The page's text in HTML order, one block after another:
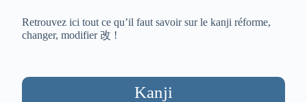
Retrouvez ici tout ce qu’il faut savoir sur le kanji réforme,
changer, modifier 改 !
Kanji